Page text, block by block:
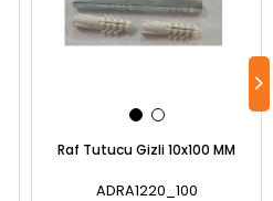
Raf Tutucu Gizli 10x100 MM
ADRA1220_100